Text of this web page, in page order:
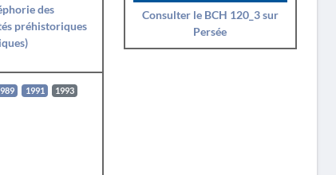
des
préhistoriques
1991
1993
Consulter le BCH 120_3 sur
Persée